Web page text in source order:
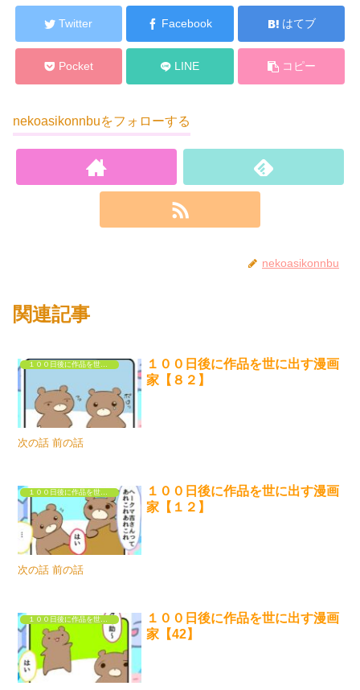
Twitter Facebook はてブ
Pocket LINE コピー
nekoasikonnbuをフォローする
nekoasikonnbu
関連記事
１００日後に作品を世に出す漫画家
１００日後に作品を世に出す漫画
家【８２】
次の話 前の話
１００日後に作品を世に出す漫画家
１００日後に作品を世に出す漫画
家【１２】
次の話 前の話
１００日後に作品を世に出す漫画家
１００日後に作品を世に出す漫画
家【42】